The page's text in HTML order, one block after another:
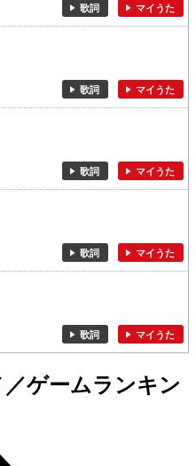
歌詞 マイうた
歌詞 マイうた
歌詞 マイうた
歌詞 マイうた
歌詞 マイうた
／ゲームランキン